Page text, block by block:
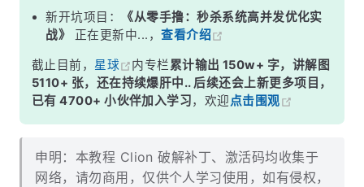
新开坑项目：
《从零手撸：秒杀系统高并发优化实
战》
正在更新中...，查看介绍
截止目前， 星球 内专栏累计输出 150w+ 字，讲解图
5110+ 张，还在持续爆肝中.. 后续还会上新更多项目，
已有 4700+ 小伙伴加入学习，欢迎点击围观
申明：本教程 Clion 破解补丁、激活码均收集于
网络，请勿商用，仅供个人学习使用，如有侵权，